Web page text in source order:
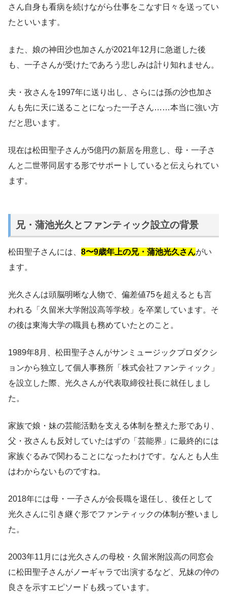
さん自身も看病を続けながら仕事をこなす日々を送ってい
たといいます。
また、娘の神田沙也加さんが2021年12月に急逝した後
も、一子さんが受けたであろう悲しみは計り知れません。
夫・孜さんを1997年に送り出し、さらには孫の沙也加さ
んも先に天に送ることになった一子さん……本当に強い方
だと思います。
現在は松田聖子さんが5億円の新居を用意し、母・一子さ
んと二世帯同居する形でサポートしていると伝えられてい
ます。
兄・蒲池光久とファンティック設立の背景
松田聖子さんには、 8〜9歳年上の兄・蒲池光久さんがい
ます。
光久さんは頭脳明晰な人物で、偏差値75を超えるとも言
われる「久留米大学附設高等学校」を卒業しています。そ
の後は東海大学の職員も務めていたとのこと。
1989年8月、松田聖子さんがサンミュージックプロダクシ
ョンから独立して個人事務所「株式会社ファンティック」
を設立した際、光久さんが代表取締役社長に就任しまし
た。
家族で娘・妹の芸能活動を支える体制を整えた形であり、
父・孜さんも反対していたはずの「芸能界」に最終的には
家族ぐるみで関わることになったわけです。なんとも人生
はわからないものですね。
2018年には母・一子さんが会長職を退任し、後任として
光久さんに引き継ぐ形でファンティックの体制が整いまし
た。
2003年11月には光久さんの母校・久留米附設高の同窓会
に松田聖子さんがノーギャラで出演するなど、兄妹の仲の
良さを示すエピソードも残っています。